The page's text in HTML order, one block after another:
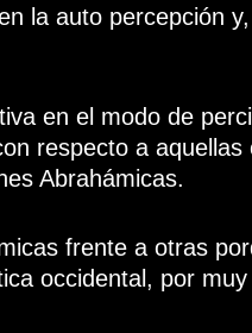
la auto percepción
en el modo de
respecto a
Abrahámicas.
frente a otras
occidental, por